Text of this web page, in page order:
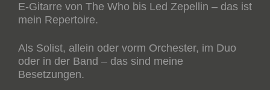
E-Gitarre von The Who bis Led Zepellin – das ist
mein Repertoire.
Als Solist, allein oder vorm Orchester, im Duo
oder in der Band – das sind meine
Besetzungen.